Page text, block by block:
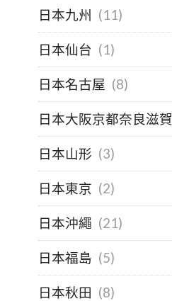
日本九州 (11)
日本仙台 (1)
日本名古屋 (8)
日本大阪京都奈良滋賀
日本山形 (3)
日本東京 (2)
日本沖繩 (21)
日本福島 (5)
日本秋田 (8)